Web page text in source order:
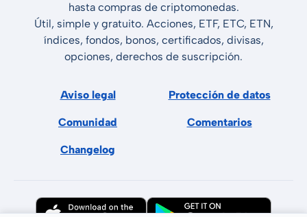
hasta compras de criptomonedas.
Útil, simple y gratuito. Acciones, ETF, ETC, ETN,
índices, fondos, bonos, certificados, divisas,
opciones, derechos de suscripción.
Aviso legal Protección de datos
Comunidad Comentarios
Changelog